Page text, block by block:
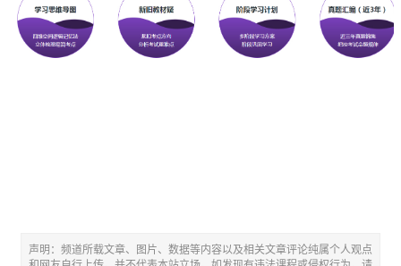
声明：频道所载文章、图片、数据等内容以及相关文章评论纯属个人观点